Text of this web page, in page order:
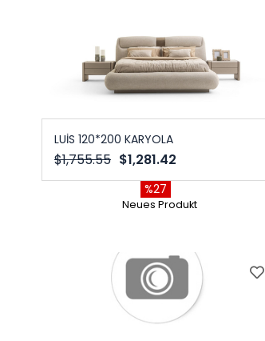
LUİS 120*200 KARYOLA
$1,281.42
$1,755.55
%27
Neues Produkt